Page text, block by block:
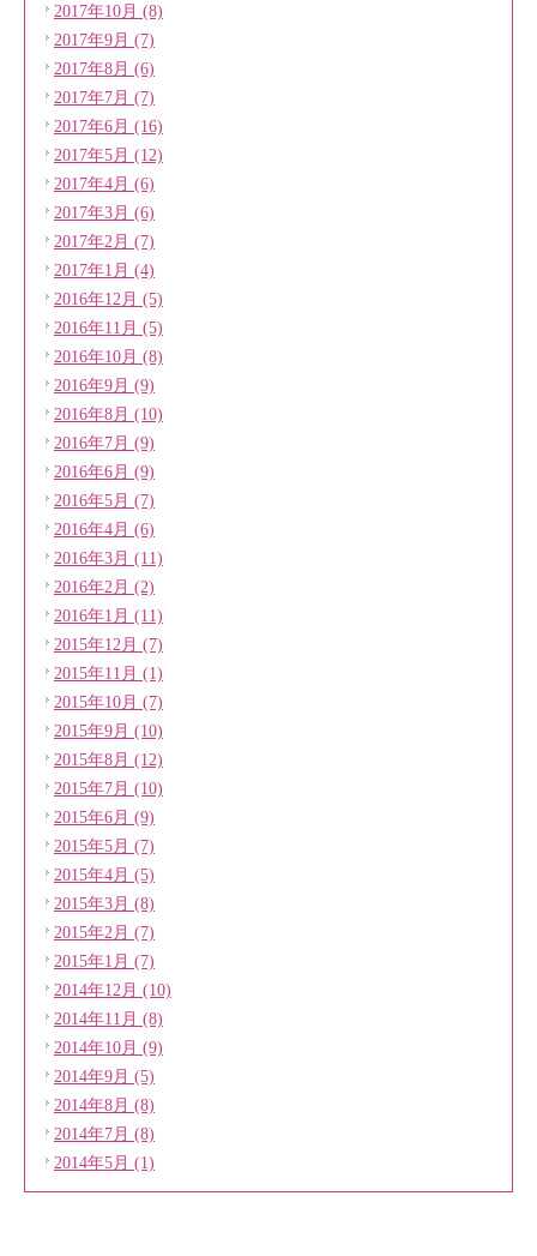
2017年10月 (8)
2017年9月 (7)
2017年8月 (6)
2017年7月 (7)
2017年6月 (16)
2017年5月 (12)
2017年4月 (6)
2017年3月 (6)
2017年2月 (7)
2017年1月 (4)
2016年12月 (5)
2016年11月 (5)
2016年10月 (8)
2016年9月 (9)
2016年8月 (10)
2016年7月 (9)
2016年6月 (9)
2016年5月 (7)
2016年4月 (6)
2016年3月 (11)
2016年2月 (2)
2016年1月 (11)
2015年12月 (7)
2015年11月 (1)
2015年10月 (7)
2015年9月 (10)
2015年8月 (12)
2015年7月 (10)
2015年6月 (9)
2015年5月 (7)
2015年4月 (5)
2015年3月 (8)
2015年2月 (7)
2015年1月 (7)
2014年12月 (10)
2014年11月 (8)
2014年10月 (9)
2014年9月 (5)
2014年8月 (8)
2014年7月 (8)
2014年5月 (1)